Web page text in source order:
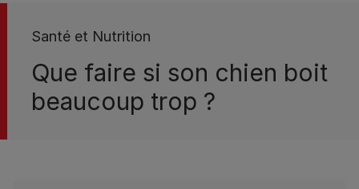
Santé et Nutrition
Que faire si son chien boit
beaucoup trop ?